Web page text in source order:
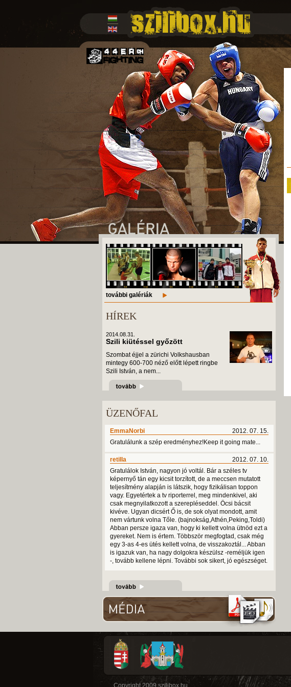
további galériák
HÍREK
2014.08.31.
Szili kiütéssel győzött
Szombat éjjel a zürichi Volkshausban
mintegy 600-700 néző előtt lépett ringbe
Szili István, a nem...
ÜZENŐFAL
2012. 07. 15.
EmmaNorbi
Gratulálunk a szép eredményhez!Keep it going mate...
2012. 07. 10.
retilla
Gratulálok István, nagyon jó voltál. Bár a széles tv
képernyő tán egy kicsit torzított, de a meccsen mutatott
teljesítmény alapján is látszik, hogy fizikálisan toppon
vagy. Egyetértek a tv riporterrel, meg mindenkivel, aki
csak megnyilatkozott a szerepléseddel. Öcsi bácsit
kivéve. Ugyan dicsért Ő is, de sok olyat mondott, amit
nem vártunk volna Tőle. (bajnokság,Athén,Peking,Toldi)
Abban persze igaza van, hogy ki kellett volna ütnöd ezt a
gyereket. Nem is értem. Többször megfogtad, csak még
egy 3-as 4-es ütés kellett volna, de visszakoztál... Abban
is igazuk van, ha nagy dolgokra készülsz -reméljük igen
-, tovább kellene lépni. További sok sikert, jó egészséget.
Copyright 2009 szilibox.hu